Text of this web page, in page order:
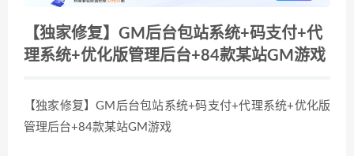
【独家修复】GM后台包站系统+码支付+代
理系统+优化版管理后台+84款某站GM游戏
【独家修复】GM后台包站系统+码支付+代理系统+优化版
管理后台+84款某站GM游戏